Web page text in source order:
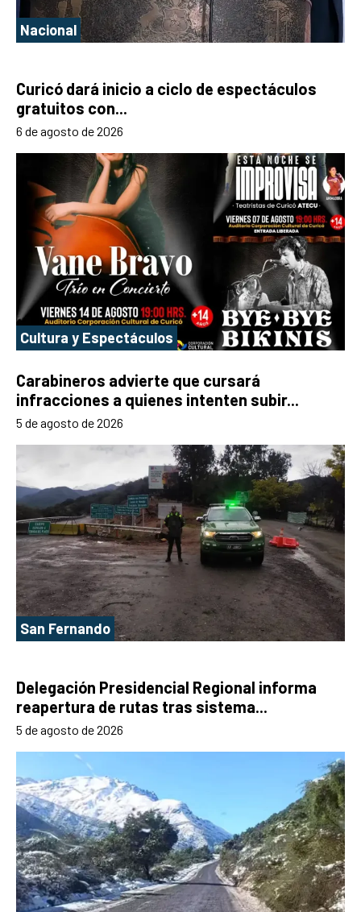
Nacional
Curicó dará inicio a ciclo de espectáculos
gratuitos con...
6 de agosto de 2026
Cultura y Espectáculos
Carabineros advierte que cursará
infracciones a quienes intenten subir...
5 de agosto de 2026
San Fernando
Delegación Presidencial Regional informa
reapertura de rutas tras sistema...
5 de agosto de 2026